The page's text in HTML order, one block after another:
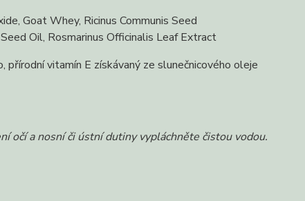
Goat Whey, Ricinus Communis Seed
Oil, Rosmarinus Officinalis Leaf Extract
vitamín E získávaný ze slunečnicového oleje
očí a nosní či ústní dutiny vypláchněte čistou vodou.